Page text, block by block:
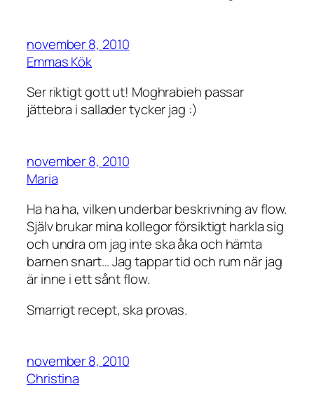
november 8, 2010
Emmas Kök
Ser riktigt gott ut! Moghrabieh passar
jättebra i sallader tycker jag :)
november 8, 2010
Maria
Ha ha ha, vilken underbar beskrivning av flow.
Själv brukar mina kollegor försiktigt harkla sig
och undra om jag inte ska åka och hämta
barnen snart… Jag tappar tid och rum när jag
är inne i ett sånt flow.
Smarrigt recept, ska provas.
november 8, 2010
Christina